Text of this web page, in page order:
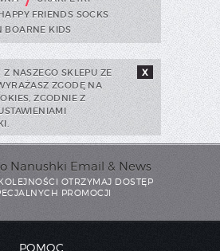
FRIENDS SOCKS
BOARNE KIDS
Z NASZEGO SKLEPU ZE
ZGODĘ NA
ZGODNIE Z
X
Nanushki Email & News
OTRZYMAJ DOSTĘP
PROMOCJI
POMOC